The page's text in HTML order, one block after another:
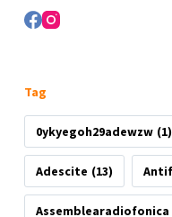
Tag
0ykyegoh29adewzw (1)
Adescite (13)
Assemblearadiofonica